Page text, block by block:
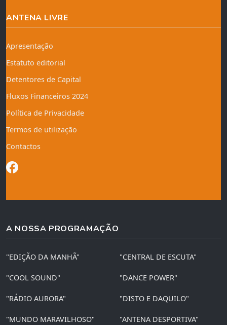
ANTENA LIVRE
Apresentação
Estatuto editorial
Detentores de Capital
Fluxos Financeiros 2024
Política de Privacidade
Termos de utilização
Contactos
A NOSSA PROGRAMAÇÃO
"EDIÇÃO DA MANHÃ" "CENTRAL DE ESCUTA"
"COOL SOUND" "DANCE POWER"
"RÁDIO AURORA" "DISTO E DAQUILO"
"MUNDO MARAVILHOSO" "ANTENA DESPORTIVA"